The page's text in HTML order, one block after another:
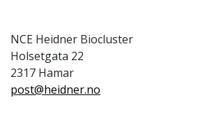
NCE Heidner Biocluster
Holsetgata 22
2317 Hamar
post@heidner.no